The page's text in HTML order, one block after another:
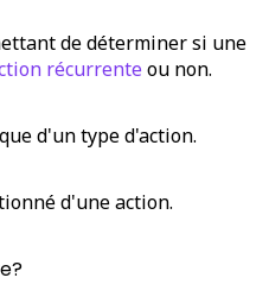
de déterminer si une
récurrenteou non.
d'un type d'action.
d'une action.